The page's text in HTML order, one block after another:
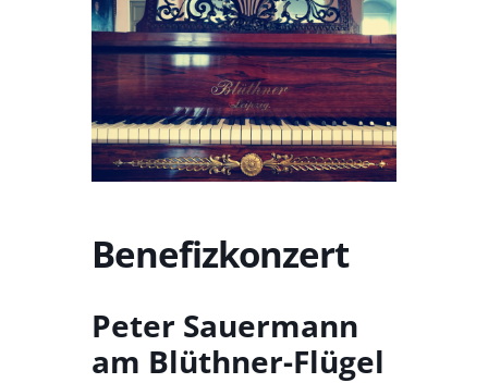
Benefizkonzert
Peter Sauermann
am Blüthner-Flügel